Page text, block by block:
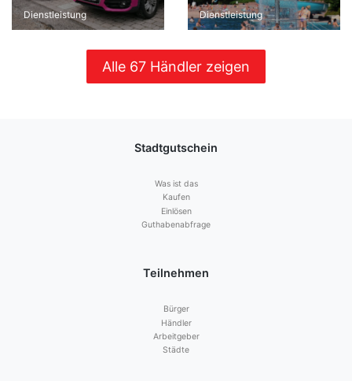
Dienstleistung Dienstleistung
Alle 67 Händler zeigen
Stadtgutschein
Was ist das
Kaufen
Einlösen
Guthabenabfrage
Teilnehmen
Bürger
Händler
Arbeitgeber
Städte